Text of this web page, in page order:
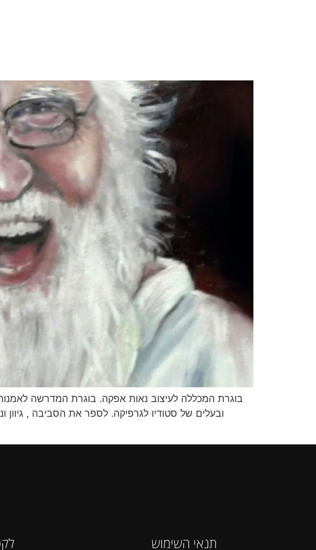
ובעלים של סטודיו לגרפיקה. לספר את הסביבה , גיוון
תנאי השימוש